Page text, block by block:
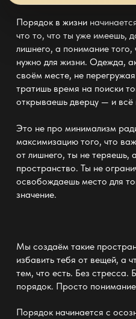
Порядок в жизни
что то, что ты уже имеешь,
лишнего, а понимание
нужно для жизни. Одежда,
своём месте, не
тратишь время на поиски
открываешь дверцу — и всё
Это не про минимализм
максимизацию того, что
от лишнего, ты не теряешь,
пространство. Ты не
освобождаешь место для
значение.
Мы создаём такие
избавить тебя от вещей, а
тем, что есть. Без стресса.
порядок. Просто
Порядок начинается с